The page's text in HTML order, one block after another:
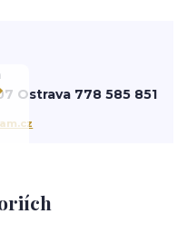
Ostrava 778 585 851